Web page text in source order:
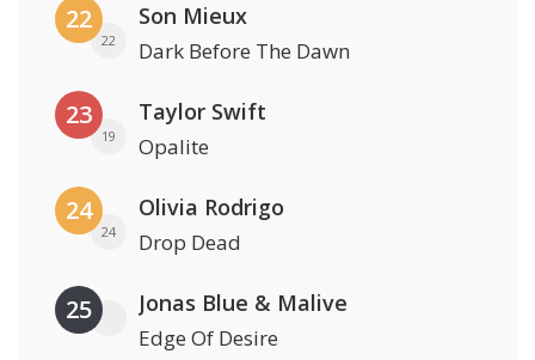
22
22
Son Mieux
Dark Before The Dawn
23
19
Taylor Swift
Opalite
24
24
Olivia Rodrigo
Drop Dead
25 Jonas Blue & Malive
Edge Of Desire